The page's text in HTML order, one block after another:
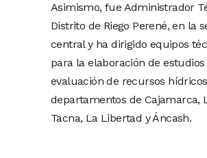
Asimismo, fue Administrador
Distrito de Riego Perené, en la
central y ha dirigido equipos
para la elaboración de estudios
evaluación de recursos
departamentos de Cajamarca,
Tacna, La Libertad y Áncash.